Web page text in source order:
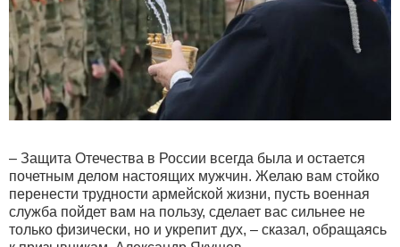
– Защита Отечества в России всегда была и остается
почетным делом настоящих мужчин. Желаю вам стойко
перенести трудности армейской жизни, пусть военная
служба пойдет вам на пользу, сделает вас сильнее не
только физически, но и укрепит дух, – сказал, обращаясь